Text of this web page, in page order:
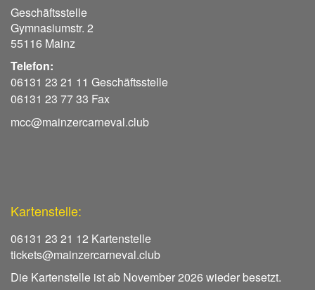
Geschäftsstelle
Gymnasiumstr. 2
55116 Mainz
Telefon:
06131 23 21 11 Geschäftsstelle
06131 23 77 33 Fax
mcc@mainzercarneval.club
Kartenstelle:
06131 23 21 12 Kartenstelle
tickets@mainzercarneval.club
Die Kartenstelle ist ab November 2026 wieder besetzt.